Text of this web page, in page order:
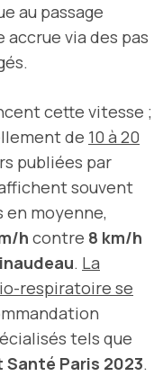
au passage
via des pas
cette vitesse ;
de 10 à 20
publiées par
souvent
en moyenne,
h contre 8 km/h
. La
respiratoire se
tels que
Santé Paris 2023.